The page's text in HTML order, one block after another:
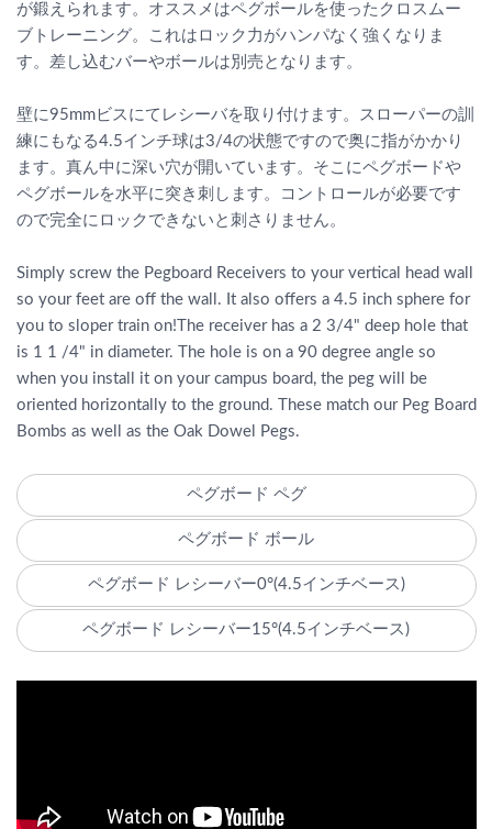
が鍛えられます。オススメはペグボールを使ったクロスムー
ブトレーニング。これはロック力がハンパなく強くなりま
す。差し込むバーやボールは別売となります。
壁に95mmビスにてレシーバを取り付けます。スローパーの訓
練にもなる4.5インチ球は3/4の状態ですので奥に指がかかり
ます。真ん中に深い穴が開いています。そこにペグボードや
ペグボールを水平に突き刺します。コントロールが必要です
ので完全にロックできないと刺さりません。
Simply screw the Pegboard Receivers to your vertical head wall
so your feet are off the wall. It also offers a 4.5 inch sphere for
you to sloper train on!The receiver has a 2 3/4" deep hole that
is 1 1 /4" in diameter. The hole is on a 90 degree angle so
when you install it on your campus board, the peg will be
oriented horizontally to the ground. These match our Peg Board
Bombs as well as the Oak Dowel Pegs.
ペグボード ペグ
ペグボード ボール
ペグボード レシーバー0°(4.5インチベース)
ペグボード レシーバー15°(4.5インチベース)